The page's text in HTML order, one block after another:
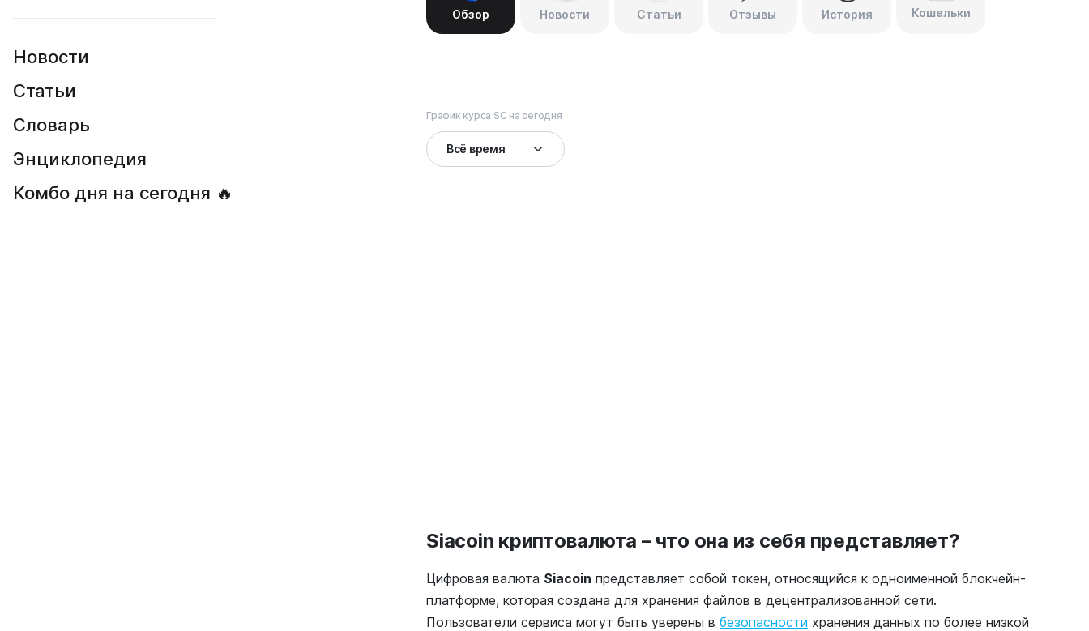
Новости
Статьи
Словарь
Энциклопедия
Комбо дня на сегодня 🔥
Обзор Новости Статьи Отзывы История Кошельки
График курса SC на сегодня
Siacoin криптовалюта – что она из себя представляет?
Цифровая валюта Siacoin представляет собой токен, относящийся к одноименной блокчейн-
платформе, которая создана для хранения файлов в децентрализованной сети.
Пользователи сервиса могут быть уверены в безопасности хранения данных по более низкой